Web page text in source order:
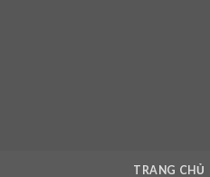
TRANG CHỦ